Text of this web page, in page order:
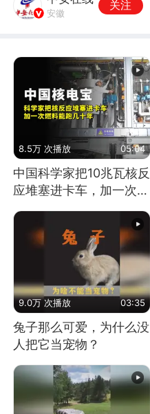
安徽
关注
8.5万 次播放 05:04
中国科学家把10兆瓦核反
应堆塞进卡车，加一次燃
料能跑几十年
9.0万 次播放 03:35
兔子那么可爱，为什么没
人把它当宠物？